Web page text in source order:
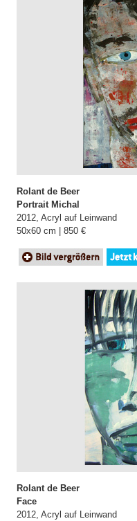
Rolant de Beer
Portrait Michal
2012, Acryl auf Leinwand
50x60 cm | 850 €
Rolant de Beer
Face
2012, Acryl auf Leinwand